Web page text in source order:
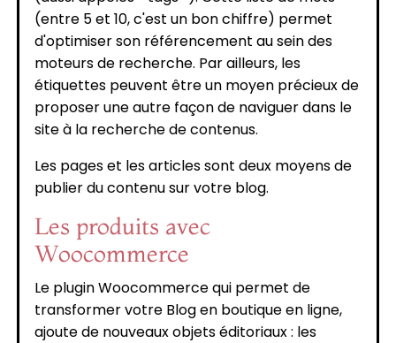
(entre 5 et 10, c'est un bon chiffre) permet
d'optimiser son référencement au sein des
moteurs de recherche. Par ailleurs, les
étiquettes peuvent être un moyen précieux de
proposer une autre façon de naviguer dans le
site à la recherche de contenus.
Les pages et les articles sont deux moyens de
publier du contenu sur votre blog.
Les produits avec
Woocommerce
Le plugin Woocommerce qui permet de
transformer votre Blog en boutique en ligne,
ajoute de nouveaux objets éditoriaux : les